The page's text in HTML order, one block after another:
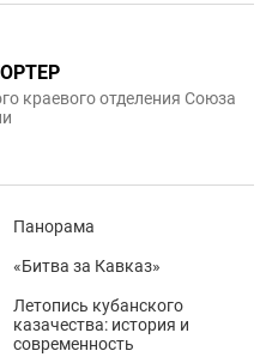
краевого отделения Союза
Панорама
«Битва за Кавказ»
Летопись кубанского
казачества: история и
современность